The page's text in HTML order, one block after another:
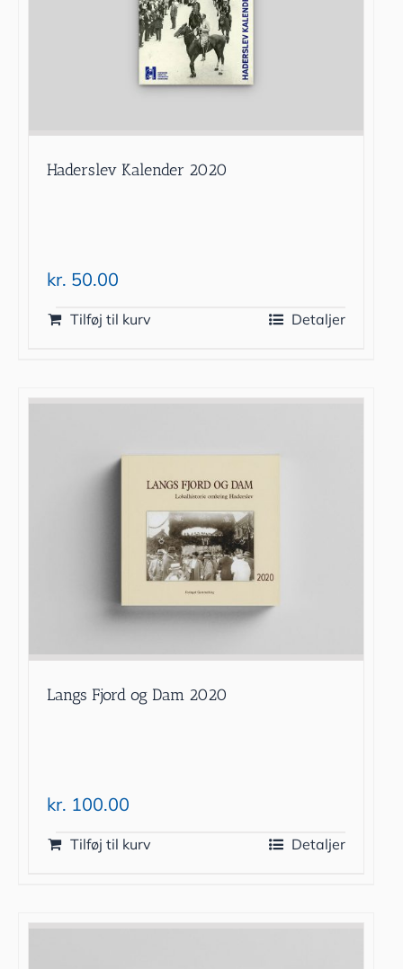
Haderslev Kalender 2020
kr. 50.00
Tilføj til kurv Detaljer
Langs Fjord og Dam 2020
kr. 100.00
Tilføj til kurv Detaljer